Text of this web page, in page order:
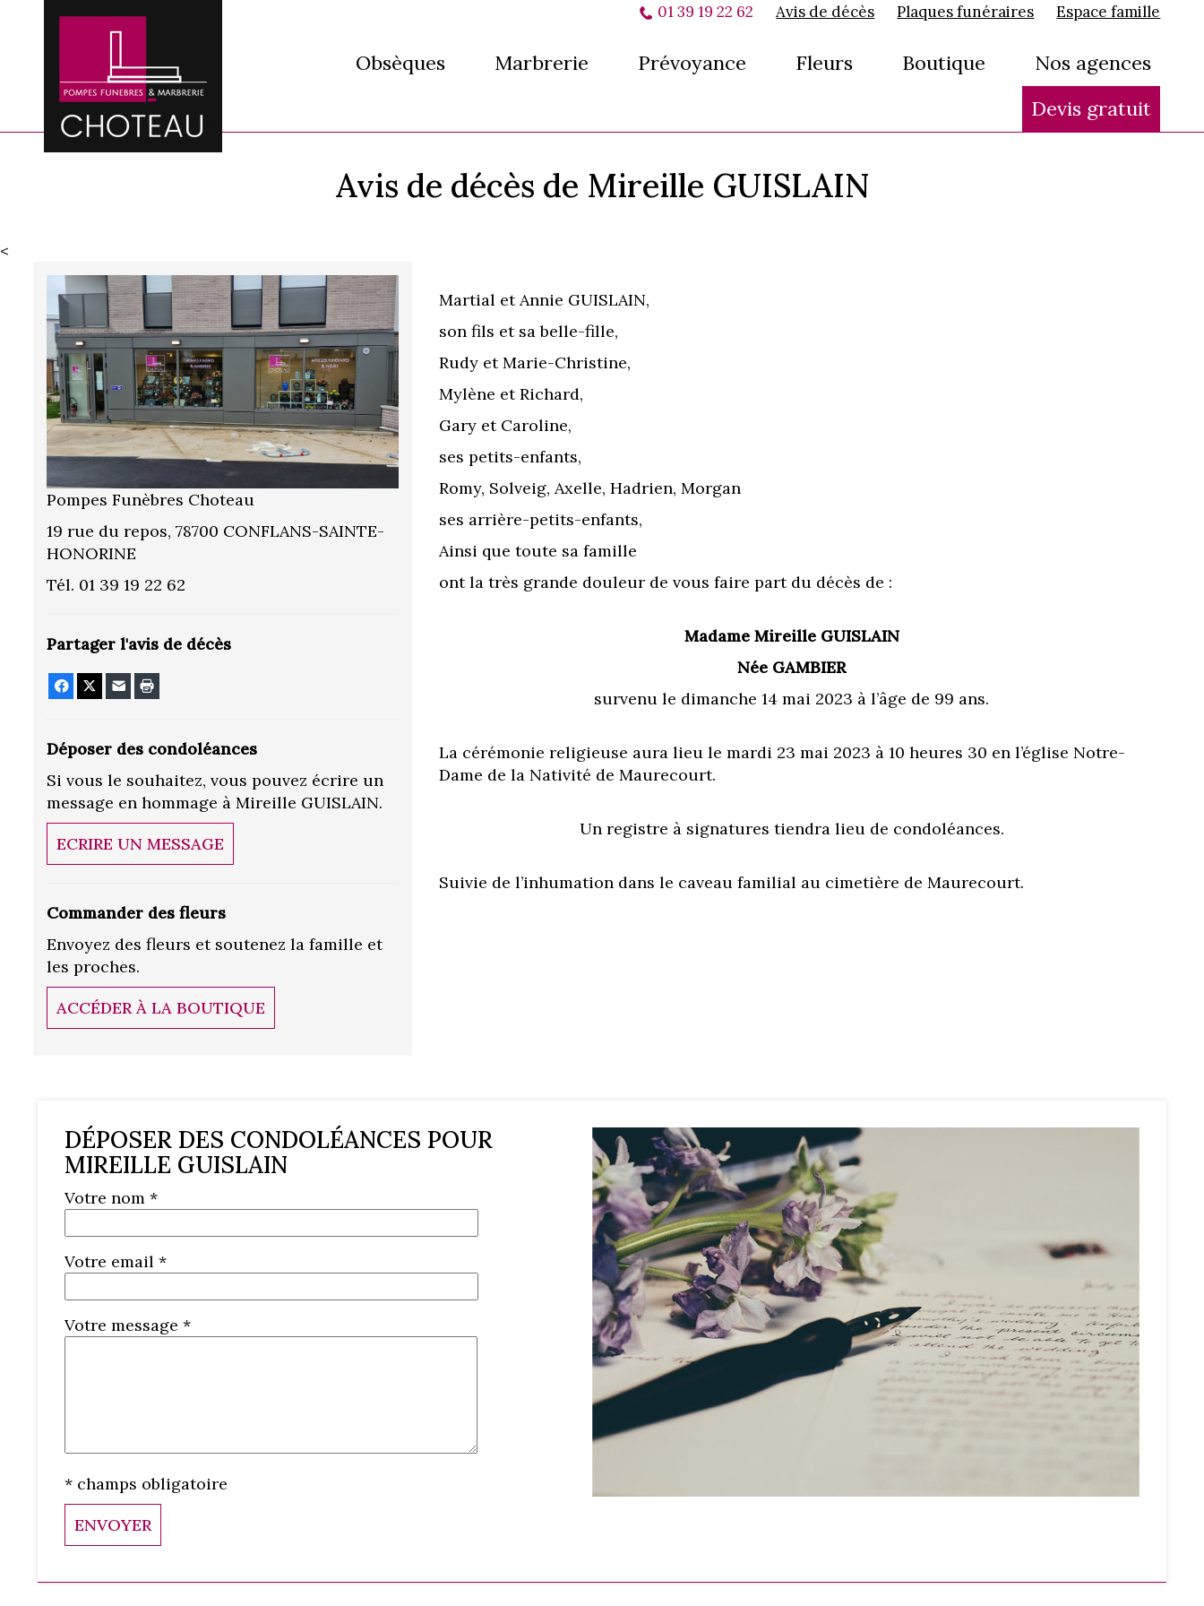
01 39 19 22 62 Avis de décès Plaques funéraires Espace famille
Obsèques Marbrerie Prévoyance Fleurs Boutique
Nos agences
Devis gratuit
Avis de décès de Mireille GUISLAIN
<
Martial et Annie GUISLAIN,
son fils et sa belle-fille,
Rudy et Marie-Christine,
Mylène et Richard,
Gary et Caroline,
ses petits-enfants,
Romy, Solveig, Axelle, Hadrien, Morgan
ses arrière-petits-enfants,
Ainsi que toute sa famille
ont la très grande douleur de vous faire part du décès de :
Madame Mireille GUISLAIN
Née GAMBIER
survenu le dimanche 14 mai 2023 à l’âge de 99 ans.
La cérémonie religieuse aura lieu le mardi 23 mai 2023 à 10 heures 30 en l’église Notre-
Dame de la Nativité de Maurecourt.
Un registre à signatures tiendra lieu de condoléances.
Suivie de l’inhumation dans le caveau familial au cimetière de Maurecourt.
Pompes Funèbres Choteau
19 rue du repos, 78700 CONFLANS-SAINTE-
HONORINE
Tél. 01 39 19 22 62
Partager l'avis de décès
Facebook E-mail
Déposer des condoléances
Si vous le souhaitez, vous pouvez écrire un
message en hommage à Mireille GUISLAIN.
ECRIRE UN MESSAGE
Commander des fleurs
Envoyez des fleurs et soutenez la famille et
les proches.
ACCÉDER À LA BOUTIQUE
DÉPOSER DES CONDOLÉANCES POUR
MIREILLE GUISLAIN
Votre nom *
Votre email *
Votre message *
* champs obligatoire